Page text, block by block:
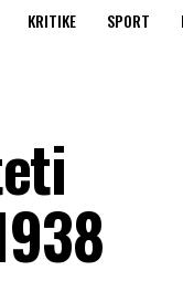
KRITIKE SPORT